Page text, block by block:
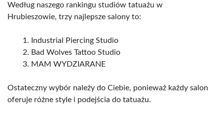
Według naszego rankingu studiów tatuażu w
Hrubieszowie, trzy najlepsze salony to:
Industrial Piercing Studio
Bad Wolves Tattoo Studio
MAM WYDZIARANE
Ostateczny wybór należy do Ciebie, ponieważ każdy salon
oferuje różne style i podejścia do tatuażu.